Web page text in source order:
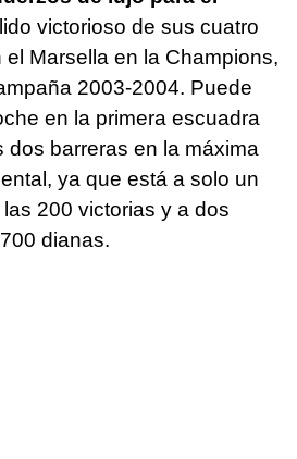
victorioso de sus cuatro
Marsella en la Champions,
2003-2004. Puede
en la primera escuadra
dos barreras en la máxima
ya que está a solo un
200 victorias y a dos
dianas.